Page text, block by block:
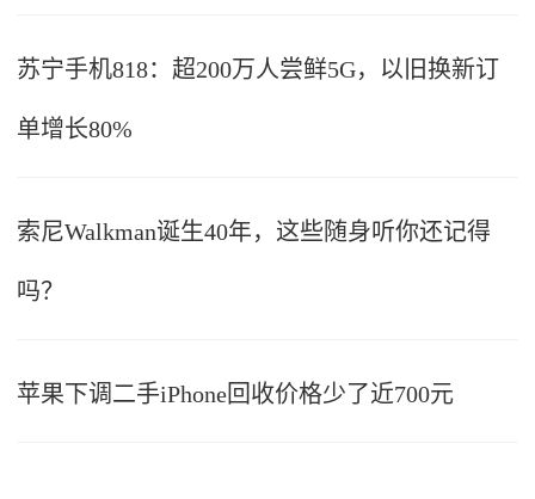
苏宁手机818：超200万人尝鲜5G，以旧换新订
单增长80%
索尼Walkman诞生40年，这些随身听你还记得
吗？
苹果下调二手iPhone回收价格少了近700元